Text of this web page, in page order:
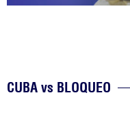
CUBA vs BLOQUEO